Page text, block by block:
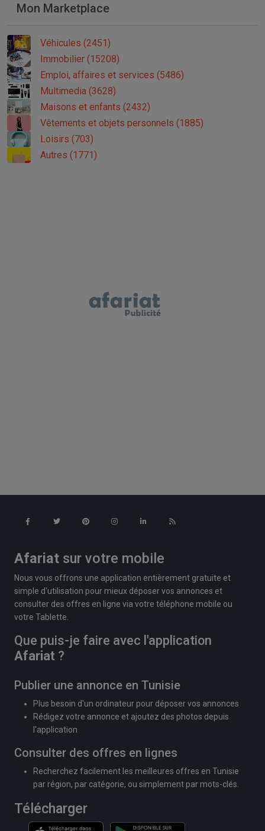
Mon Marketplace
Véhicules (2451)
Immobilier (15208)
Emploi, affaires et services (5486)
Multimedia (3628)
Maisons et enfants (2432)
Vêtements et objets personnels (1885)
Loisirs (703)
Autres (1771)
Afariat sur votre mobile
Nous vous offrons une application entièrement gratuite et
simple d'utilisation pour mieux déposer vos annonces et
consulter des offres en ligne via votre téléphone mobile ou
votre Tablette.
Que puis-je faire avec l'application
Afariat ?
Publier une annonce en Tunisie
Plus besoin d'un ordinateur pour déposer vos annonces
Rédigez votre annonce et ajoutez des photos depuis
l'application
Consulter des offres en lignes
Recherchez facilement les meilleures offres en Tunisie
par région, par catégorie, ou simplement par mots-clés.
Télécharger